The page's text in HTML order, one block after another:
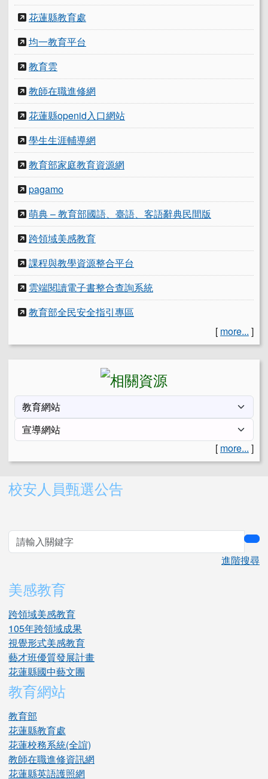
花蓮縣教育處
均一教育平台
教育雲
教師在職進修網
花蓮縣openid入口網站
學生生涯輔導網
教育部家庭教育資源網
pagamo
萌典 – 教育部國語、臺語、客語辭典民間版
跨領域美感教育
課程與教學資源整合平台
雲端閱讀電子書整合查詢系統
教育部全民安全指引專區
[ more... ]
[ more... ]
右邊區域內容
校安人員甄選公告
進階搜尋
美感教育
跨領域美感教育
105年跨領域成果
視覺形式美感教育
藝才班優質發展計畫
花蓮縣國中藝文團
教育網站
教育部
花蓮縣教育處
花蓮校務系統(全誼)
教師在職進修資訊網
花蓮縣英語護照網